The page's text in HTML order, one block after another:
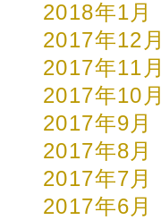
2018年1月
2017年12月
2017年11月
2017年10月
2017年9月
2017年8月
2017年7月
2017年6月